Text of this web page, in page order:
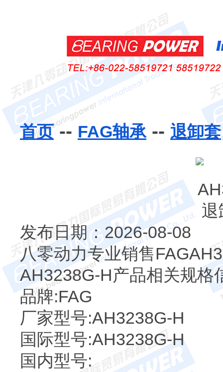
首页-- FAG轴承-- 退卸套
发布日期：2026-08-08
八零动力专业销售
AH3238G-H产品相关规格
品牌:FAG
厂家型号:AH3238G-H
国际型号:AH3238G-H
国内型号: